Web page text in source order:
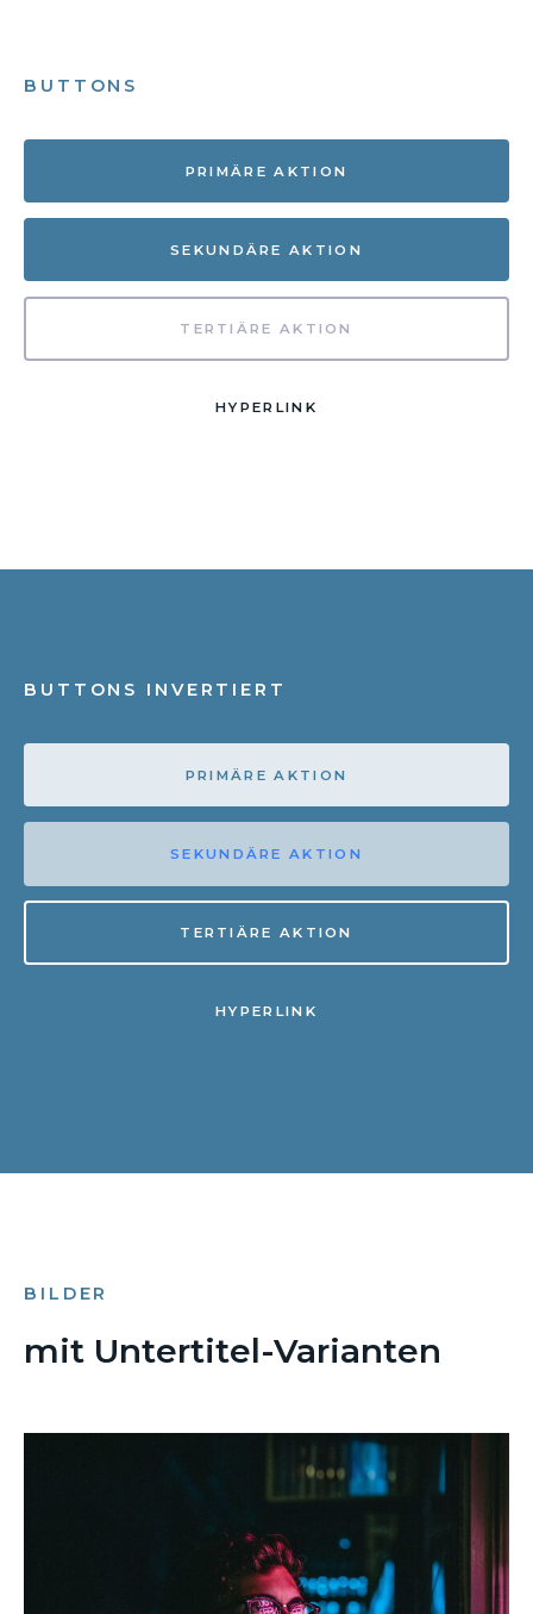
BUTTONS
PRIMÄRE AKTION
SEKUNDÄRE AKTION
TERTIÄRE AKTION
HYPERLINK
BUTTONS INVERTIERT
PRIMÄRE AKTION
SEKUNDÄRE AKTION
TERTIÄRE AKTION
HYPERLINK
BILDER
mit Untertitel-Varianten